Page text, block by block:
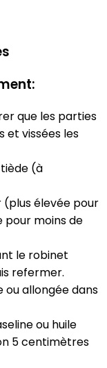
que les parties
et vissées les
(à
(plus élevée pour
pour moins de
le robinet
refermer.
ou allongée dans
ou huile
5 centimètres